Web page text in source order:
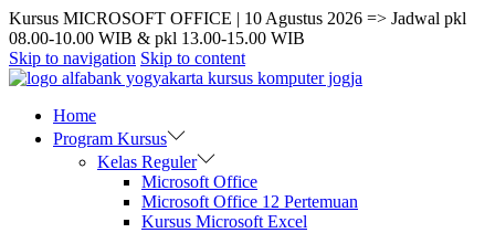
Kursus MICROSOFT OFFICE | 10 Agustus 2026 => Jadwal pkl
08.00-10.00 WIB & pkl 13.00-15.00 WIB
Skip to navigation Skip to content
Home
Program Kursus
Kelas Reguler
Microsoft Office
Microsoft Office 12 Pertemuan
Kursus Microsoft Excel